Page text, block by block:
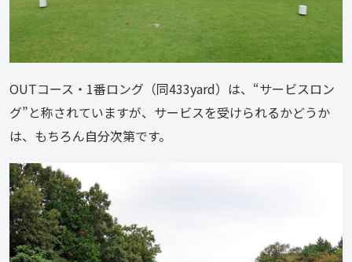
OUTコース・1番ロング（同433yard）は、“サービスロン
グ”と称されていますが、サービスを受けられるかどうか
は、もちろん自分次第です。